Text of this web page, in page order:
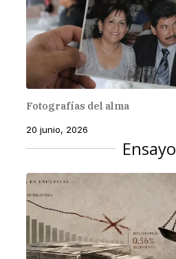
Fotografías del alma
20 junio, 2026
Ensayo